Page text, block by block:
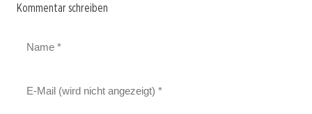
Kommentar schreiben